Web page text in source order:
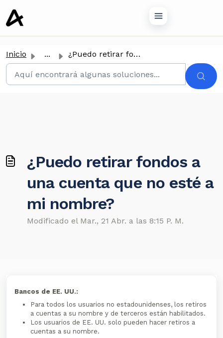
principal
Inicio ... ¿Puedo retirar fondos a una cuenta que no esté a mi nombre?
¿Puedo retirar fondos a
una cuenta que no esté a
mi nombre?
Modificado el Mar., 21 Abr. a las 8:15 P. M.
Bancos de EE. UU.:
Para todos los usuarios no estadounidenses, los retiros
a cuentas a su nombre y de terceros están habilitados.
Los usuarios de EE. UU. solo pueden hacer retiros a
cuentas a su nombre.